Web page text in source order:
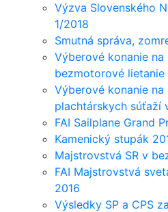
Výzva Slovenského
1/2018
Smutná správa,
Výberové konanie
bezmotorové lietanie
Výberové konanie
plachtárskych súťaží
FAI Sailplane Grand
Kamenický stupák
Majstrovstvá SR v
FAI Majstrovstvá
2016
Výsledky SP a CPS